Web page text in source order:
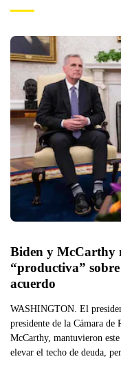
Biden y McCarthy
“productiva”
acuerdo
WASHINGTON. El
presidente de la Cámara de
McCarthy, mantuvieron
elevar el techo de deuda,